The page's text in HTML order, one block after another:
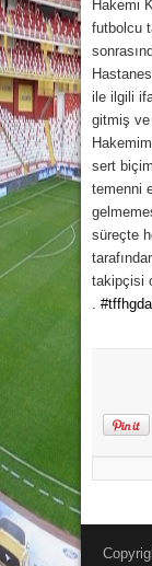
Hakemi
futbolcu
ile ilgili
gitmiş ve
sert
temenni
süreçte
takipçisi
.